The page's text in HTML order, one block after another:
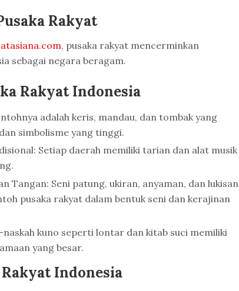
Rakyat
, pusaka rakyat mencerminkan
sebagai negara beragam.
Rakyat Indonesia
adalah keris, mandau, dan tombak yang
simbolisme yang tinggi.
Setiap daerah memiliki tarian dan alat musik
Tangan: Seni patung, ukiran, anyaman, dan lukisan
pusaka rakyat dalam bentuk seni dan kerajinan
naskah kuno seperti lontar dan kitab suci memiliki
yang besar.
Indonesia